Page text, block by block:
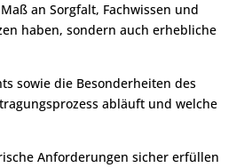
an Sorgfalt, Fachwissen und
haben, sondern auch erhebliche
sowie die Besonderheiten des
abläuft und welche
Anforderungen sicher erfüllen